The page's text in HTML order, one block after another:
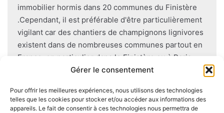
Gérer le consentement
Pour offrir les meilleures expériences, nous utilisons des technologies
telles que les cookies pour stocker et/ou accéder aux informations des
appareils. Le fait de consentir à ces technologies nous permettra de
immobilier hormis dans 20 communes du Finistère
.Cependant, il est préférable d'être particulièrement
vigilant car des chantiers de champignons lignivores
existent dans de nombreuses communes partout en
France, en particulier dans le Finistère ou à Paris.
dans un logement contenant du bois, des règles sont
à respecter lors de la construction de celui-ci.